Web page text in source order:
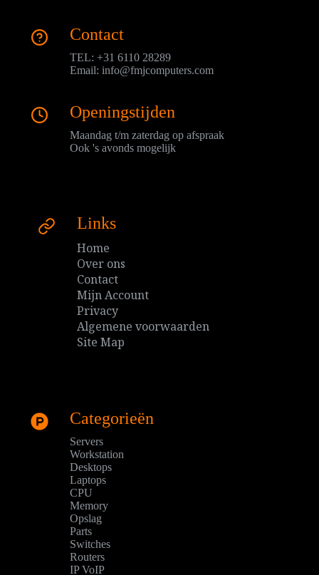
Contact
TEL: +31 6110 28289
Email: info@fmjcomputers.com
Openingstijden
Maandag t/m zaterdag op afspraak
Ook 's avonds mogelijk
Links
Home
Over ons
Contact
Mijn Account
Privacy
Algemene voorwaarden
Site Map
Categorieën
Servers
Workstation
Desktops
Laptops
CPU
Memory
Opslag
Parts
Switches
Routers
IP VoIP